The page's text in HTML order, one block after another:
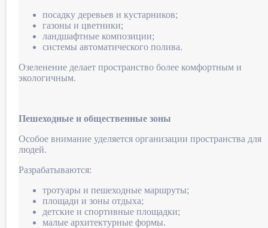
посадку деревьев и кустарников;
газоны и цветники;
ландшафтные композиции;
системы автоматического полива.
Озеленение делает пространство более комфортным и
экологичным.
Пешеходные и общественные зоны
Особое внимание уделяется организации пространства для
людей.
Разрабатываются:
тротуары и пешеходные маршруты;
площади и зоны отдыха;
детские и спортивные площадки;
малые архитектурные формы.